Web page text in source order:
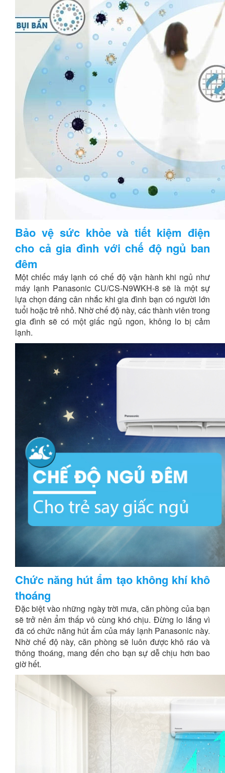
Bảo vệ sức khỏe và tiết kiệm điện
cho cả gia đình với chế độ ngủ ban
đêm
Một chiếc máy lạnh có chế độ vận hành khi ngủ như
máy lạnh Panasonic CU/CS-N9WKH-8 sẽ là một sự
lựa chọn đáng cân nhắc khi gia đình bạn có người lớn
tuổi hoặc trẻ nhỏ. Nhờ chế độ này, các thành viên trong
gia đình sẽ có một giấc ngủ ngon, không lo bị cảm
lạnh.
Chức năng hút ẩm tạo không khí khô
thoáng
Đặc biệt vào những ngày trời mưa, căn phòng của bạn
sẽ trở nên ẩm thấp vô cùng khó chịu. Đừng lo lắng vì
đã có chức năng hút ẩm của máy lạnh Panasonic này.
Nhờ chế độ này, căn phòng sẽ luôn được khô ráo và
thông thoáng, mang đến cho bạn sự dễ chịu hơn bao
giờ hết.